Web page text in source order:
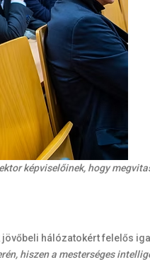
képviselőinek, hogy
jövőbeli hálózatokért felelős
hiszen a mesterséges